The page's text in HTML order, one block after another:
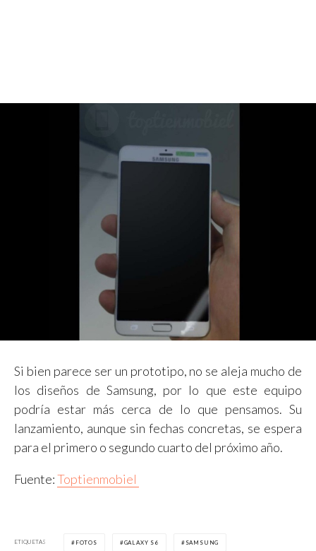
Si bien parece ser un prototipo, no se aleja mucho de
los diseños de Samsung, por lo que este equipo
podría estar más cerca de lo que pensamos. Su
lanzamiento, aunque sin fechas concretas, se espera
para el primero o segundo cuarto del próximo año.
Fuente:Toptienmobiel
ETIQUETAS FOTOS GALAXY S6 SAMSUNG